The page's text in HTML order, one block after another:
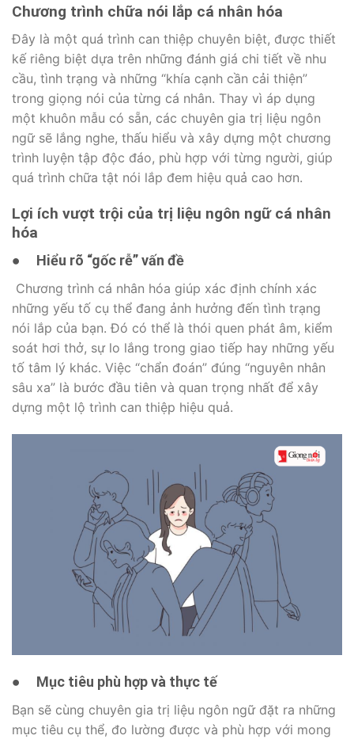
Chương trình chữa nói lắp cá nhân hóa
Đây là một quá trình can thiệp chuyên biệt, được thiết
kế riêng biệt dựa trên những đánh giá chi tiết về nhu
cầu, tình trạng và những “khía cạnh cần cải thiện”
trong giọng nói của từng cá nhân. Thay vì áp dụng
một khuôn mẫu có sẵn, các chuyên gia trị liệu ngôn
ngữ sẽ lắng nghe, thấu hiểu và xây dựng một chương
trình luyện tập độc đáo, phù hợp với từng người, giúp
quá trình chữa tật nói lắp đem hiệu quả cao hơn.
Lợi ích vượt trội của trị liệu ngôn ngữ cá nhân
hóa
● Hiểu rõ “gốc rễ” vấn đề
Chương trình cá nhân hóa giúp xác định chính xác
những yếu tố cụ thể đang ảnh hưởng đến tình trạng
nói lắp của bạn. Đó có thể là thói quen phát âm, kiểm
soát hơi thở, sự lo lắng trong giao tiếp hay những yếu
tố tâm lý khác. Việc “chẩn đoán” đúng “nguyên nhân
sâu xa” là bước đầu tiên và quan trọng nhất để xây
dựng một lộ trình can thiệp hiệu quả.
● Mục tiêu phù hợp và thực tế
Bạn sẽ cùng chuyên gia trị liệu ngôn ngữ đặt ra những
mục tiêu cụ thể, đo lường được và phù hợp với mong